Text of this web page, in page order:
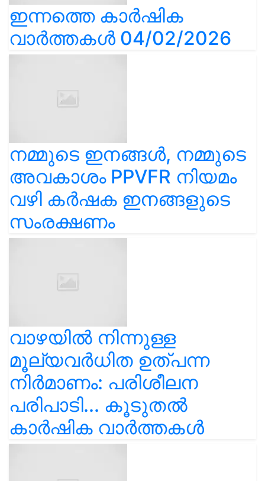
ഇന്നത്തെ കാർഷിക
വാർത്തകൾ 04/02/2026
നമ്മുടെ ഇനങ്ങൾ, നമ്മുടെ
അവകാശം PPVFR നിയമം
വഴി കർഷക ഇനങ്ങളുടെ
സംരക്ഷണം
വാഴയിൽ നിന്നുള്ള
മൂല്യവർധിത ഉത്പന്ന
നിർമാണം: പരിശീലന
പരിപാടി... കൂടുതൽ
കാർഷിക വാർത്തകൾ